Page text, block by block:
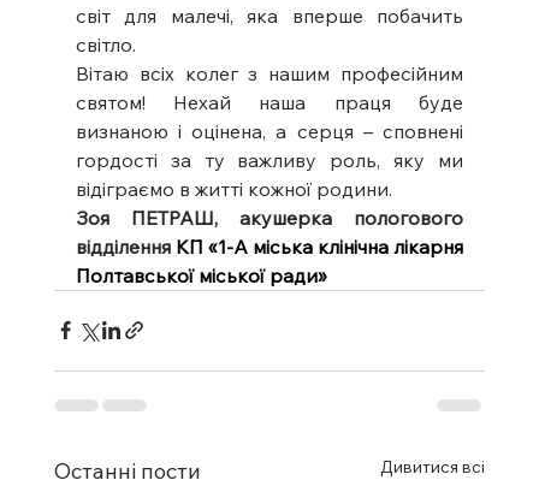
світ для малечі, яка вперше побачить
світло.
Вітаю всіх колег з нашим професійним
святом! Нехай наша праця буде
визнаною і оцінена, а серця – сповнені
гордості за ту важливу роль, яку ми
відіграємо в житті кожної родини.
Зоя ПЕТРАШ, акушерка пологового
відділення КП «1-А міська клінічна лікарня
Полтавської міської ради»
Останні пости Дивитися всі